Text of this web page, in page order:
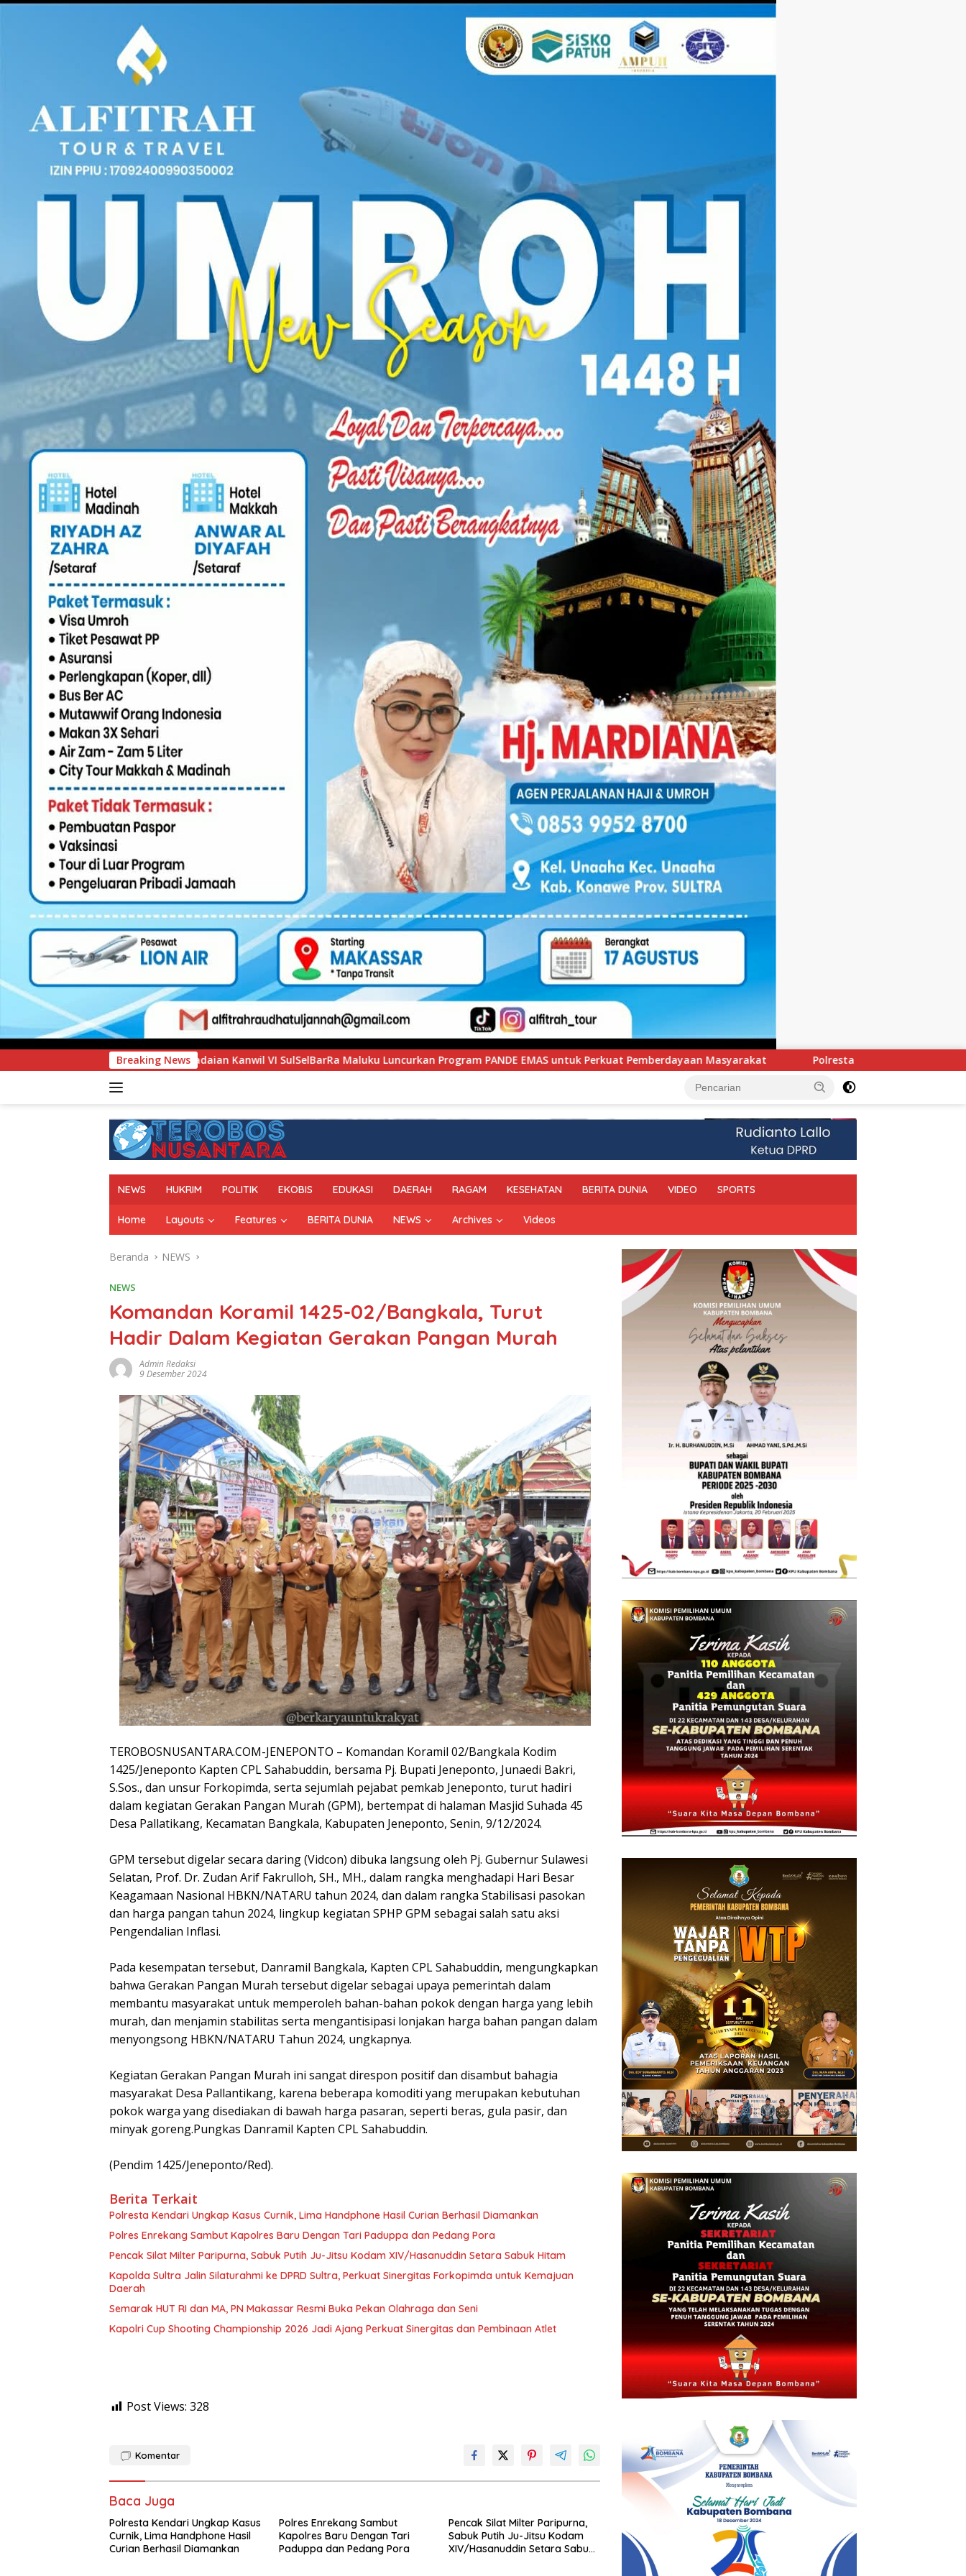
Langsung
ke
Breaking News
Pegadaian Kanwil VI SulSelBarRa Maluku Luncurkan Program PANDE EMAS untuk Perkuat Pemberdayaan Masyarakat Polresta Kendari Ungkap Kasus Curnik, Lima Handphone Hasil
NEWS HUKRIM POLITIK EKOBIS EDUKASI DAERAH RAGAM KESEHATAN BERITA DUNIA VIDEO SPORTS
Home Layouts Features BERITA DUNIA NEWS Archives Videos
Beranda NEWS
NEWS
Komandan Koramil 1425-02/Bangkala, Turut
Hadir Dalam Kegiatan Gerakan Pangan Murah
Admin Redaksi
9 Desember 2024
TEROBOSNUSANTARA.COM-JENEPONTO – Komandan Koramil 02/Bangkala Kodim
1425/Jeneponto Kapten CPL Sahabuddin, bersama Pj. Bupati Jeneponto, Junaedi Bakri,
S.Sos., dan unsur Forkopimda, serta sejumlah pejabat pemkab Jeneponto, turut hadiri
dalam kegiatan Gerakan Pangan Murah (GPM), bertempat di halaman Masjid Suhada 45
Desa Pallatikang, Kecamatan Bangkala, Kabupaten Jeneponto, Senin, 9/12/2024.
GPM tersebut digelar secara daring (Vidcon) dibuka langsung oleh Pj. Gubernur Sulawesi
Selatan, Prof. Dr. Zudan Arif Fakrulloh, SH., MH., dalam rangka menghadapi Hari Besar
Keagamaan Nasional HBKN/NATARU tahun 2024, dan dalam rangka Stabilisasi pasokan
dan harga pangan tahun 2024, lingkup kegiatan SPHP GPM sebagai salah satu aksi
Pengendalian Inflasi.
Pada kesempatan tersebut, Danramil Bangkala, Kapten CPL Sahabuddin, mengungkapkan
bahwa Gerakan Pangan Murah tersebut digelar sebagai upaya pemerintah dalam
membantu masyarakat untuk memperoleh bahan-bahan pokok dengan harga yang lebih
murah, dan menjamin stabilitas serta mengantisipasi lonjakan harga bahan pangan dalam
menyongsong HBKN/NATARU Tahun 2024, ungkapnya.
Kegiatan Gerakan Pangan Murah ini sangat direspon positif dan disambut bahagia
masyarakat Desa Pallantikang, karena beberapa komoditi yang merupakan kebutuhan
pokok warga yang disediakan di bawah harga pasaran, seperti beras, gula pasir, dan
minyak goreng.Pungkas Danramil Kapten CPL Sahabuddin.
(Pendim 1425/Jeneponto/Red).
Berita Terkait
Polresta Kendari Ungkap Kasus Curnik, Lima Handphone Hasil Curian Berhasil Diamankan
Polres Enrekang Sambut Kapolres Baru Dengan Tari Paduppa dan Pedang Pora
Pencak Silat Milter Paripurna, Sabuk Putih Ju-Jitsu Kodam XIV/Hasanuddin Setara Sabuk Hitam
Kapolda Sultra Jalin Silaturahmi ke DPRD Sultra, Perkuat Sinergitas Forkopimda untuk Kemajuan
Daerah
Semarak HUT RI dan MA, PN Makassar Resmi Buka Pekan Olahraga dan Seni
Kapolri Cup Shooting Championship 2026 Jadi Ajang Perkuat Sinergitas dan Pembinaan Atlet
Post Views: 328
Komentar
Baca Juga
Polresta Kendari Ungkap Kasus
Curnik, Lima Handphone Hasil
Curian Berhasil Diamankan
Polres Enrekang Sambut
Kapolres Baru Dengan Tari
Paduppa dan Pedang Pora
Pencak Silat Milter Paripurna,
Sabuk Putih Ju-Jitsu Kodam
XIV/Hasanuddin Setara Sabuk